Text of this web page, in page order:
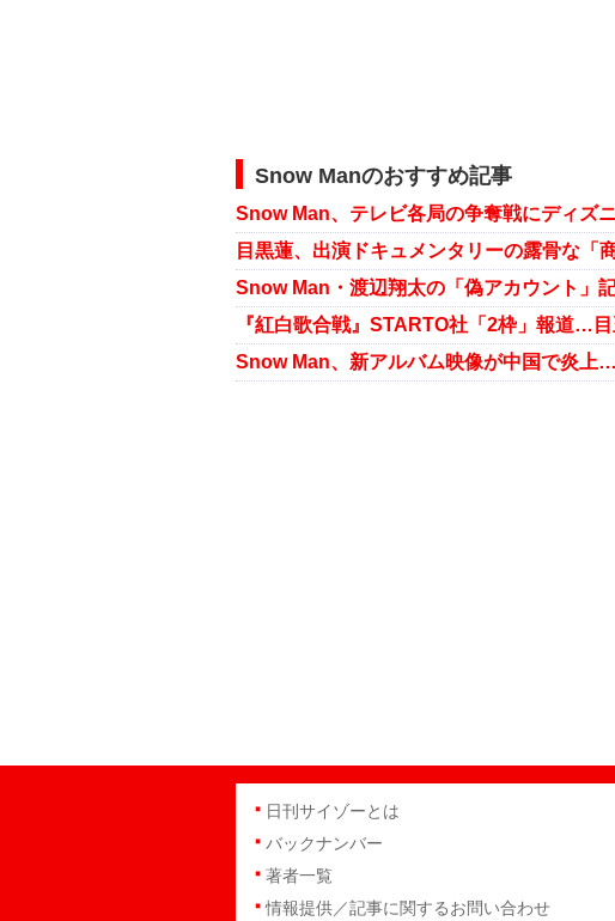
Snow Manのおすすめ記事
日刊サイゾーとは
バックナンバー
著者一覧
情報提供／記事に関するお問い合わせ